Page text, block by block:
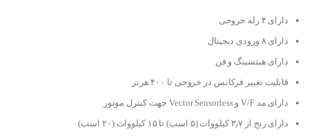
دارای ۴ رله خروجی
دارای ۸ ورودی دیجیتال
دارای هیتسینگ و فن
قابلیت تغییر فرکانس در خروجی تا ۴۰۰ هرتز
دارای مد V/F و Vector Sensorless جهت کنترل موتور
دارای رنج از ۳٫۷ کیلووات (۵ اسب) تا ۱۵ کیلووات (۲۰ اسب)